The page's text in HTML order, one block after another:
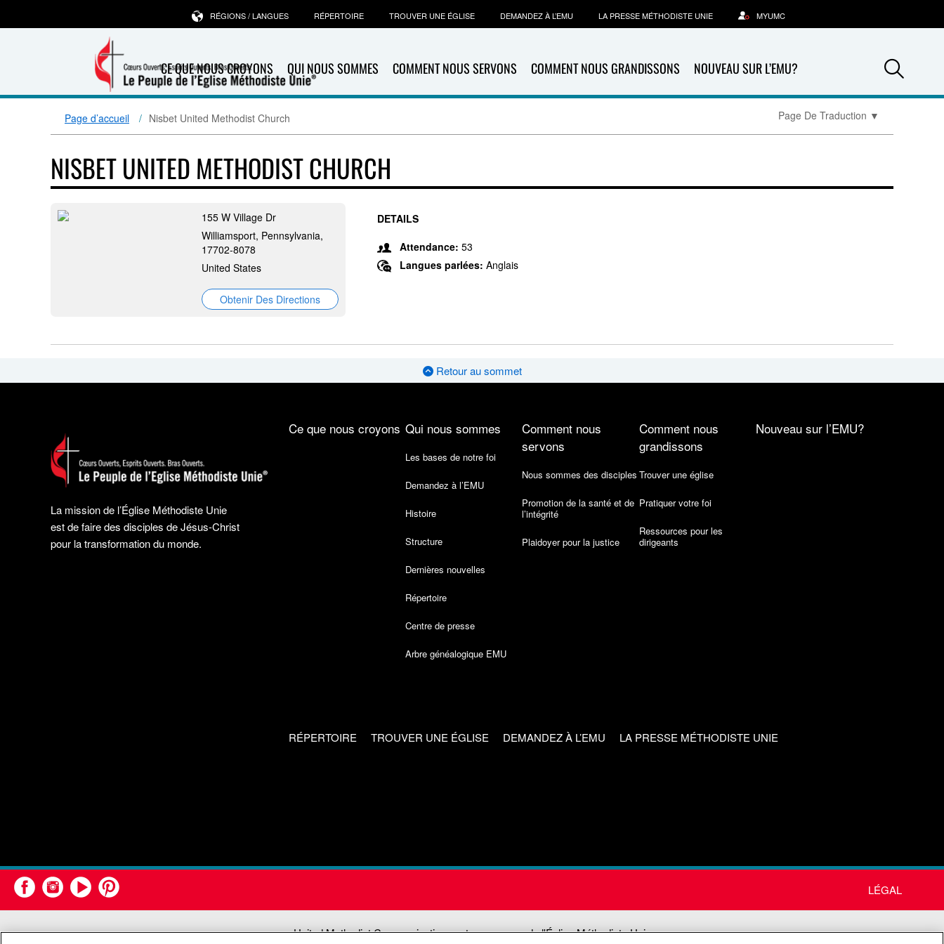
CE QUE NOUS CROYONS QUI NOUS SOMMES COMMENT NOUS SERVONS COMMENT NOUS GRANDISSONS NOUVEAU SUR L’EMU?
RÉGIONS / LANGUES RÉPERTOIRE TROUVER UNE ÉGLISE DEMANDEZ À L’EMU LA PRESSE MÉTHODISTE UNIE MYUMC
Page d’accueil Nisbet United Methodist Church Page De Traduction ▼
NISBET UNITED METHODIST CHURCH
155 W Village Dr
Williamsport, Pennsylvania,
17702-8078
United States
Obtenir Des Directions
DETAILS
Attendance: 53
Langues parlées: Anglais
Retour au sommet
La mission de l’Église Méthodiste Unie
est de faire des disciples de Jésus-Christ
pour la transformation du monde.
Ce que nous croyons Qui nous sommes
Les bases de notre foi
Demandez à l’EMU
Histoire
Structure
Dernières nouvelles
Répertoire
Centre de presse
Arbre généalogique EMU
Comment nous
servons
Nous sommes des disciples
Promotion de la santé et de
l’intégrité
Plaidoyer pour la justice
Comment nous
grandissons
Trouver une église
Pratiquer votre foi
Ressources pour les
dirigeants
Nouveau sur l’EMU?
RÉPERTOIRE TROUVER UNE ÉGLISE DEMANDEZ À L’EMU LA PRESSE MÉTHODISTE UNIE
LÉGAL
United Methodist Communications est une agence de l'Église Méthodiste Unie